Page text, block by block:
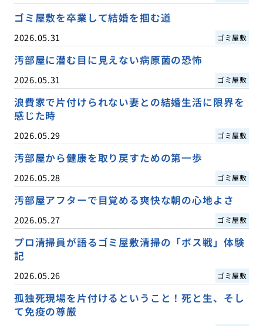
ゴミ屋敷を卒業して結婚を掴む道
2026.05.31 ゴミ屋敷
汚部屋に潜む目に見えない病原菌の恐怖
2026.05.31 ゴミ屋敷
浪費家で片付けられない妻との結婚生活に限界を
感じた時
2026.05.29 ゴミ屋敷
汚部屋から健康を取り戻すための第一歩
2026.05.28 ゴミ屋敷
汚部屋アフターで目覚める爽快な朝の心地よさ
2026.05.27 ゴミ屋敷
プロ清掃員が語るゴミ屋敷清掃の「ボス戦」体験
記
2026.05.26 ゴミ屋敷
孤独死現場を片付けるということ！死と生、そし
て免疫の尊厳